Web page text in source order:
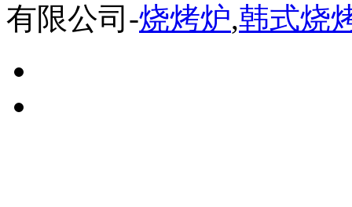
有限公司-烧烤炉,韩式烧